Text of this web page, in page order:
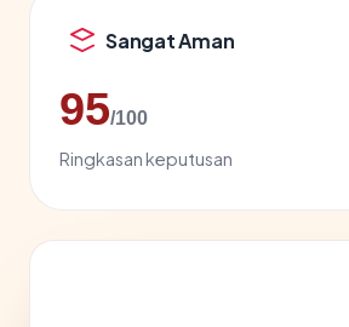
Sangat Aman
95/100
Ringkasan keputusan